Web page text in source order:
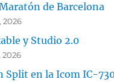
de Barcelona
2026
y Studio 2.0
2026
Split en la Icom IC-